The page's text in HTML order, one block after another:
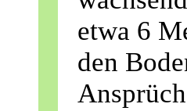
etwa 6
den